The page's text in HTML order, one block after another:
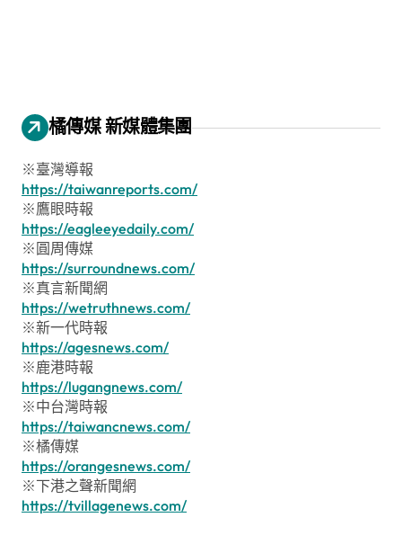
橘傳媒 新媒體集團
※臺灣導報
https://taiwanreports.com/
※鷹眼時報
https://eagleeyedaily.com/
※圓周傳媒
https://surroundnews.com/
※真言新聞網
https://wetruthnews.com/
※新一代時報
https://agesnews.com/
※鹿港時報
https://lugangnews.com/
※中台灣時報
https://taiwancnews.com/
※橘傳媒
https://orangesnews.com/
※下港之聲新聞網
https://tvillagenews.com/